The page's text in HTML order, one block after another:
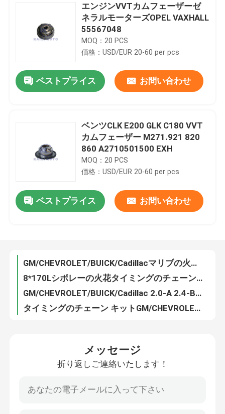
製品
品質管理
連絡 ください
エンジンVVTカムフェーザーゼ
ネラルモーターズOPEL VAXHALL
55567048
MOQ：20 PCS
価格：USD/EUR 20-60 per pcs
ベストプライス お問い合わせ
ベンツCLK E200 GLK C180 VVT
カムフェーザー M271.921 820
860 A2710501500 EXH
MOQ：20 PCS
価格：USD/EUR 20-60 per pcs
ベストプライス お問い合わせ
E90 5er Z4 11277500502 52L 11417548800を旅行するBMW 1erのカブリオレ3erのカブリオレの密集したクーペのためのタイミングの鎖のキット
タイミングのチェーン キットGM/CHEVROLET/BUICK/Cadillac 6.0-Hの（のための364の）先駆者、SSR 12586482 60L 12586407
GMシボレー・カマロのタイミングのチェーン キット12633452 LY7 LFX LLT 114L 12609259
DODGE/CHRYSLER/JEEPの充電器のためのタイミングのチェーン キット/不敵/マグナムびん コンコルド4663635 180L 4663676
DODGE/CHRYSLER/JEEP AVENGER/CHARGER Concorde/SEBRING/300 04892349AA 11*272L 68137973AAのためのタイミングのチェーン キット
メッセージ
折り返しご連絡いたします！